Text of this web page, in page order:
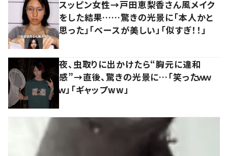
スッピン女性→戸田恵梨香さん風メイク
をした結果……驚きの光景に「本人かと
思った」「ベースが美しい」「似すぎ！！」
夜、虫取りに出かけたら“胸元に違和
感”→直後、驚きの光景に…「笑ったｗｗ
ｗ」「ギャップww」